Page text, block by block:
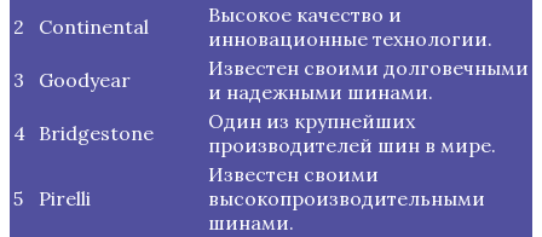
2
Continental
Высокое качество и
инновационные технологии.
3
Goodyear
Известен своими долговечными
и надежными шинами.
4 Bridgestone
Один из крупнейших
производителей шин в мире.
5 Pirelli
Известен своими
высокопроизводительными
шинами.